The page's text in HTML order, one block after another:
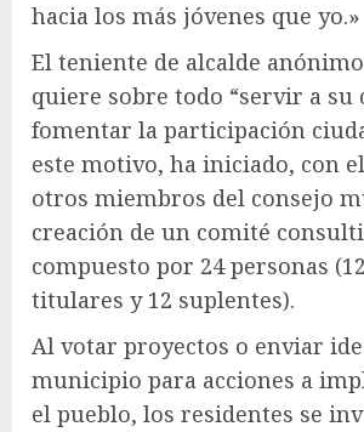
hacia los más jóvenes que yo.»
El teniente de alcalde
quiere sobre todo “servir a su
fomentar la participación
este motivo, ha iniciado, con
otros miembros del consejo
creación de un comité
compuesto por 24 personas
titulares y 12 suplentes).
Al votar proyectos o enviar
municipio para acciones a
el pueblo, los residentes se